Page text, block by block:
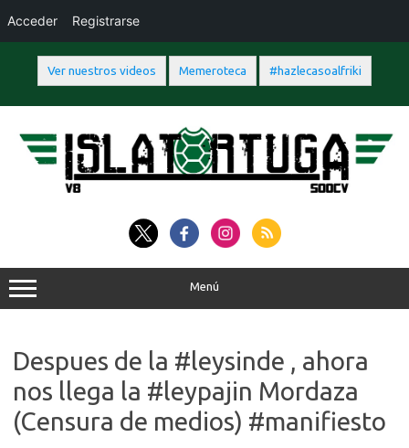
Ver nuestros videos Memeroteca #hazlecasoalfriki
contenido
Menú
Despues de la #leysinde , ahora
nos llega la #leypajin Mordaza
(Censura de medios) #manifiesto
Acceder Registrarse